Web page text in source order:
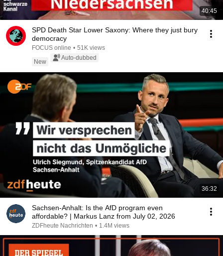
40:45
SPD Death Star Lower Saxony: Where they just bury
democracy
FOCUS online • 51K views
New
Auto-dubbed
36:32
Sachsen-Anhalt: Is the AfD program even
affordable? | Markus Lanz from July 02, 2026
ZDFheute Nachrichten • 1.4M views